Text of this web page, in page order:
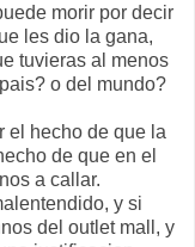
morir por decir
les dio la gana,
tuvieras al menos
o del mundo?
el hecho de que la
de que en el
a callar.
y si
del outlet mall, y